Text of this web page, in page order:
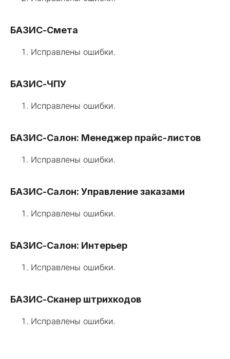
БАЗИС-Смета
Исправлены ошибки.
БАЗИС-ЧПУ
Исправлены ошибки.
БАЗИС-Салон: Менеджер прайс-листов
Исправлены ошибки.
БАЗИС-Салон: Управление заказами
Исправлены ошибки.
БАЗИС-Салон: Интерьер
Исправлены ошибки.
БАЗИС-Сканер штрихкодов
Исправлены ошибки.